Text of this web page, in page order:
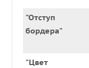
"Отступ
бордера"
"Цвет